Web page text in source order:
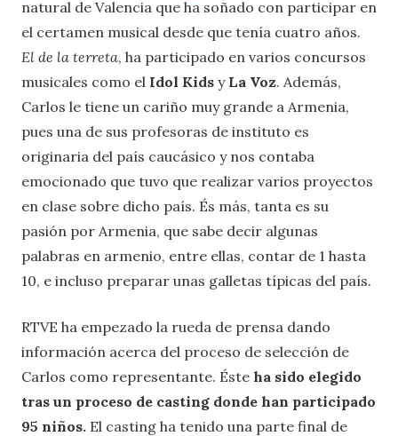
natural de Valencia que ha soñado con participar en
el certamen musical desde que tenía cuatro años.
El de la terreta, ha participado en varios concursos
musicales como el Idol Kids y La Voz. Además,
Carlos le tiene un cariño muy grande a Armenia,
pues una de sus profesoras de instituto es
originaria del país caucásico y nos contaba
emocionado que tuvo que realizar varios proyectos
en clase sobre dicho país. És más, tanta es su
pasión por Armenia, que sabe decir algunas
palabras en armenio, entre ellas, contar de 1 hasta
10, e incluso preparar unas galletas típicas del país.
RTVE ha empezado la rueda de prensa dando
información acerca del proceso de selección de
Carlos como representante. Éste ha sido elegido
tras un proceso de casting donde han participado
95 niños. El casting ha tenido una parte final de